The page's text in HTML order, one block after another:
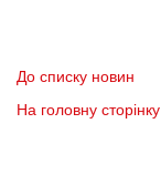
До списку новин
На головну сторінку